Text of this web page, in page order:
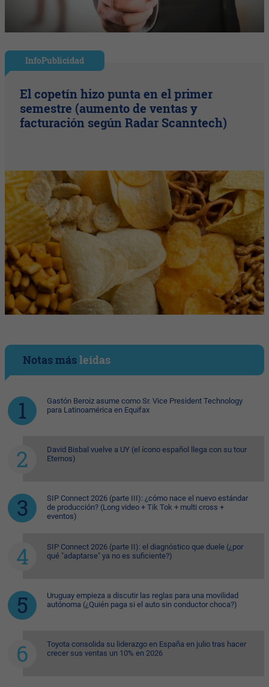
InfoPublicidad
El copetín hizo punta en el primer
semestre (aumento de ventas y
facturación según Radar Scanntech)
Notas másleídas
Gastón Beroiz asume como Sr. Vice President Technology
para Latinoamérica en Equifax
David Bisbal vuelve a UY (el ícono español llega con su tour
Eternos)
SIP Connect 2026 (parte III): ¿cómo nace el nuevo estándar
de producción? (Long video + Tik Tok + multi cross +
eventos)
SIP Connect 2026 (parte II): el diagnóstico que duele (¿por
qué "adaptarse" ya no es suficiente?)
Uruguay empieza a discutir las reglas para una movilidad
autónoma (¿Quién paga si el auto sin conductor choca?)
Toyota consolida su liderazgo en España en julio tras hacer
crecer sus ventas un 10% en 2026